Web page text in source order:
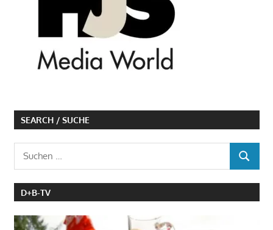
SEARCH / SUCHE
Suchen
SUCHEN
D+B-TV